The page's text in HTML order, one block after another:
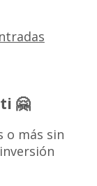
🤗
o más sin